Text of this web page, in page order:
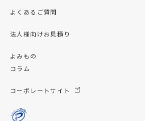
よくあるご質問
法人様向けお見積り
よみもの
コラム
コーポレートサイト